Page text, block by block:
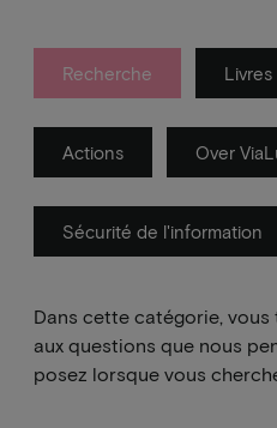
Recherche Livres
Actions Over
Sécurité de l'information
Dans cette catégorie,
aux questions que nous
posez lorsque vous